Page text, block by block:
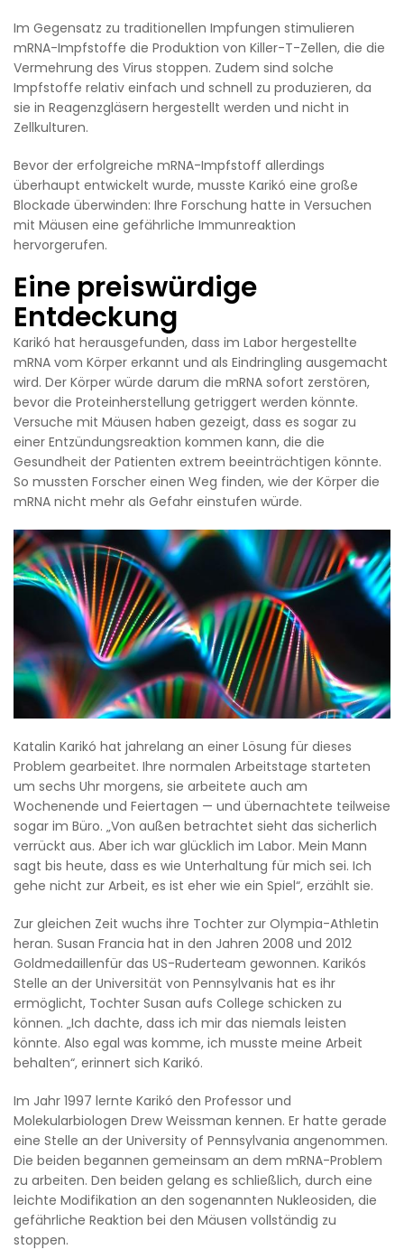
Im Gegensatz zu traditionellen Impfungen stimulieren
mRNA-Impfstoffe die Produktion von Killer-T-Zellen, die die
Vermehrung des Virus stoppen. Zudem sind solche
Impfstoffe relativ einfach und schnell zu produzieren, da
sie in Reagenzgläsern hergestellt werden und nicht in
Zellkulturen.
Bevor der erfolgreiche mRNA-Impfstoff allerdings
überhaupt entwickelt wurde, musste Karikó eine große
Blockade überwinden: Ihre Forschung hatte in Versuchen
mit Mäusen eine gefährliche Immunreaktion
hervorgerufen.
Eine preiswürdige
Entdeckung
Karikó hat herausgefunden, dass im Labor hergestellte
mRNA vom Körper erkannt und als Eindringling ausgemacht
wird. Der Körper würde darum die mRNA sofort zerstören,
bevor die Proteinherstellung getriggert werden könnte.
Versuche mit Mäusen haben gezeigt, dass es sogar zu
einer Entzündungsreaktion kommen kann, die die
Gesundheit der Patienten extrem beeinträchtigen könnte.
So mussten Forscher einen Weg finden, wie der Körper die
mRNA nicht mehr als Gefahr einstufen würde.
Katalin Karikó hat jahrelang an einer Lösung für dieses
Problem gearbeitet. Ihre normalen Arbeitstage starteten
um sechs Uhr morgens, sie arbeitete auch am
Wochenende und Feiertagen — und übernachtete teilweise
sogar im Büro. „Von außen betrachtet sieht das sicherlich
verrückt aus. Aber ich war glücklich im Labor. Mein Mann
sagt bis heute, dass es wie Unterhaltung für mich sei. Ich
gehe nicht zur Arbeit, es ist eher wie ein Spiel“, erzählt sie.
Zur gleichen Zeit wuchs ihre Tochter zur Olympia-Athletin
heran. Susan Francia hat in den Jahren 2008 und 2012
Goldmedaillenfür das US-Ruderteam gewonnen. Karikós
Stelle an der Universität von Pennsylvanis hat es ihr
ermöglicht, Tochter Susan aufs College schicken zu
können. „Ich dachte, dass ich mir das niemals leisten
könnte. Also egal was komme, ich musste meine Arbeit
behalten“, erinnert sich Karikó.
Im Jahr 1997 lernte Karikó den Professor und
Molekularbiologen Drew Weissman kennen. Er hatte gerade
eine Stelle an der University of Pennsylvania angenommen.
Die beiden begannen gemeinsam an dem mRNA-Problem
zu arbeiten. Den beiden gelang es schließlich, durch eine
leichte Modifikation an den sogenannten Nukleosiden, die
gefährliche Reaktion bei den Mäusen vollständig zu
stoppen.